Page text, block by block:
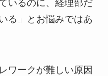
いるのに、経理部だ
る」とお悩みではあ
ワークが難しい原因